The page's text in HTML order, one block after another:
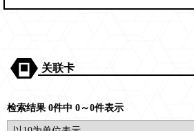
关联卡
检索结果 0件中 0～0件表示